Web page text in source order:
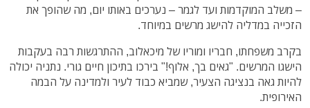
– משלב המוקדמות ועד לגמר – נערכים באותו יום, מה שהופך את
הזכייה במדליה להישג מרשים במיוחד.
בקרב משפחתו, חבריו ומוריו של מיכאלוב, ההתרגשות רבה בעקבות
הישגו המרשים. "גאים בך, אלוף!" בירכו בתיכון חיים גורי. נתניה יכולה
להיות גאה בנציגה הצעיר, שמביא כבוד לעיר ולמדינה על הבמה
האירופית.